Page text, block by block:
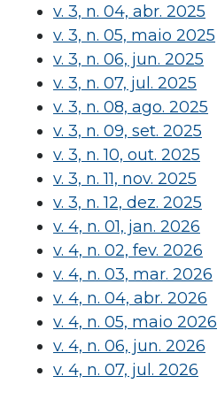
v. 3, n. 04, abr. 2025
v. 3, n. 05, maio 2025
v. 3, n. 06, jun. 2025
v. 3, n. 07, jul. 2025
v. 3, n. 08, ago. 2025
v. 3, n. 09, set. 2025
v. 3, n. 10, out. 2025
v. 3, n. 11, nov. 2025
v. 3, n. 12, dez. 2025
v. 4, n. 01, jan. 2026
v. 4, n. 02, fev. 2026
v. 4, n. 03, mar. 2026
v. 4, n. 04, abr. 2026
v. 4, n. 05, maio 2026
v. 4, n. 06, jun. 2026
v. 4, n. 07, jul. 2026